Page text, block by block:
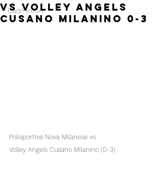
Badminton
vs Volley Angels
Cusano Milanino 0-3
Polisportiva Nova Milanese vs
Volley Angels Cusano Milanino (0-3)